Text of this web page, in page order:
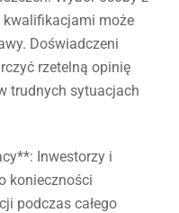
może
Doświadczeni
rzetelną opinię
trudnych sytuacjach
Inwestorzy i
konieczności
podczas całego